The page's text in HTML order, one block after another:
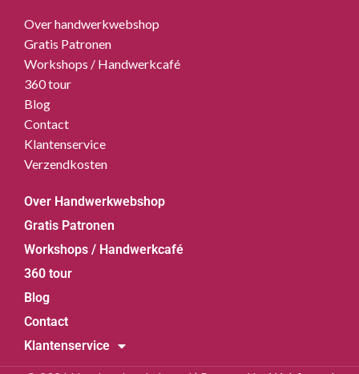
Over handwerkwebshop
Gratis Patronen
Workshops / Handwerkcafé
360 tour
Blog
Contact
Klantenservice
Verzendkosten
Over Handwerkwebshop
Gratis Patronen
Workshops / Handwerkcafé
360 tour
Blog
Contact
Klantenservice